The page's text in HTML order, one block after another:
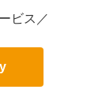
ビス／